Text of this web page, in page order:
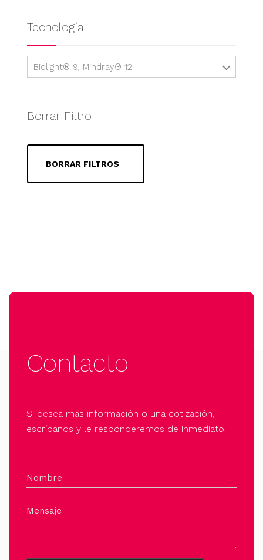
Tecnología
Biolight® 9, Mindray® 12
Borrar Filtro
BORRAR FILTROS
Contacto
Si desea más información o una cotización,
escríbanos y le responderemos de inmediato.
Nombre
Mensaje